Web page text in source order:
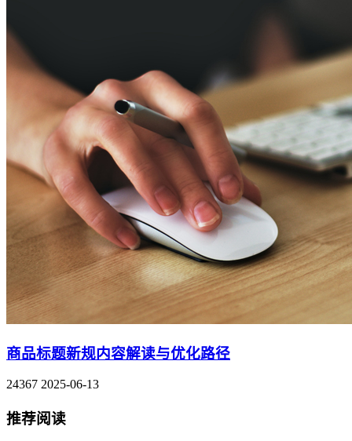
商品标题新规内容解读与优化路径
24367 2025-06-13
推荐阅读